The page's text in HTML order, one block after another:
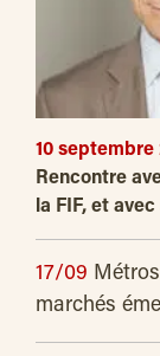
10 septembre
Rencontre
la FIF, et
17/09
marchés